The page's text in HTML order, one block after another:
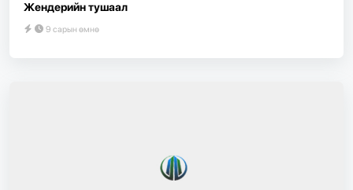
Жендерийн тушаал
9 сарын өмнө